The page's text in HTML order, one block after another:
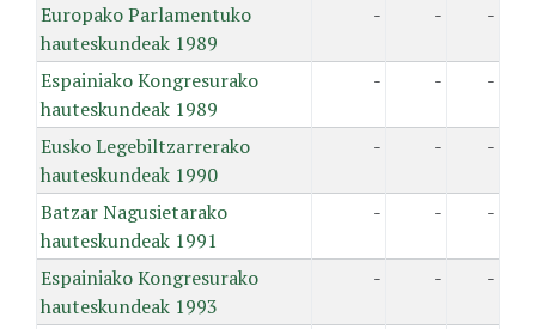
Europako Parlamentuko
hauteskundeak 1989
- - -
Espainiako Kongresurako
hauteskundeak 1989
- - -
Eusko Legebiltzarrerako
hauteskundeak 1990
- - -
Batzar Nagusietarako
hauteskundeak 1991
- - -
Espainiako Kongresurako
hauteskundeak 1993
- - -